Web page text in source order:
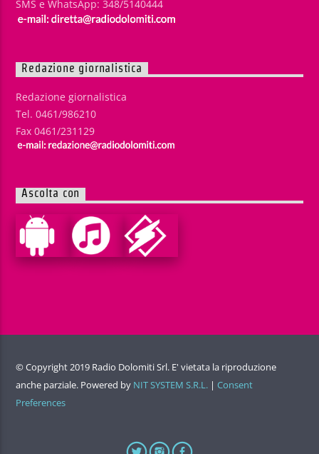
SMS e WhatsApp: 348/5140444
Redazione giornalistica
Redazione giornalistica
Tel. 0461/986210
Fax 0461/231129
Ascolta con
© Copyright 2019 Radio Dolomiti Srl. E' vietata la riproduzione
anche parziale. Powered by NIT SYSTEM S.R.L. | Consent
Preferences